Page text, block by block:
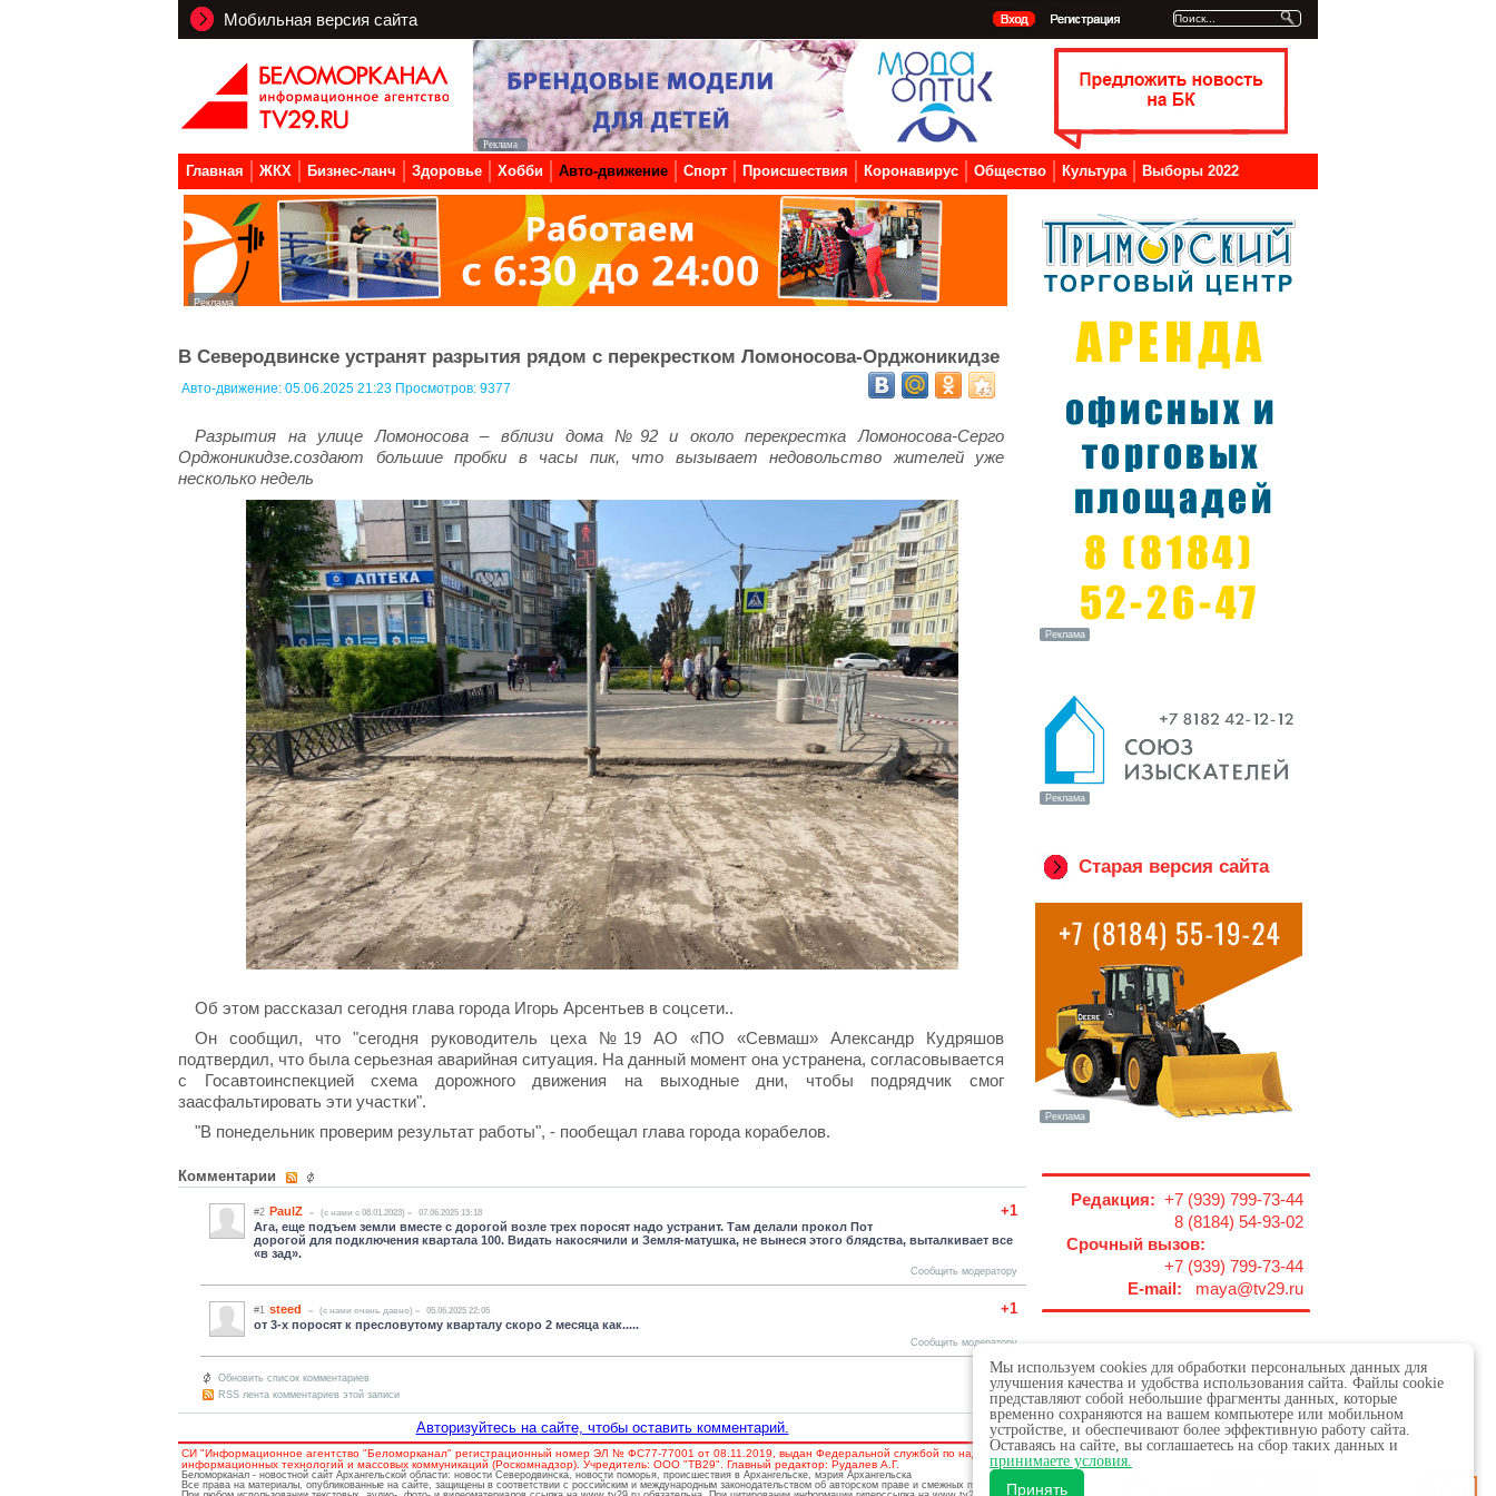
Мобильная версия сайта
Главная ЖКХ Бизнес-ланч Здоровье Хобби Авто-движение Спорт Происшествия Коронавирус Общество Культура Выборы 2022
В Северодвинске устранят разрытия рядом с перекрестком Ломоносова-Орджоникидзе
Авто-движение: 05.06.2025 21:23 Просмотров: 9377
Разрытия на улице Ломоносова – вблизи дома №92 и около перекрестка Ломоносова-Серго
Орджоникидзе.создают большие пробки в часы пик, что вызывает недовольство жителей уже
несколько недель
Об этом рассказал сегодня глава города Игорь Арсентьев в соцсети..
Он сообщил, что "сегодня руководитель цеха №19 АО «ПО «Севмаш» Александр Кудряшов
подтвердил, что была серьезная аварийная ситуация. На данный момент она устранена, согласовывается
с Госавтоинспекцией схема дорожного движения на выходные дни, чтобы подрядчик смог
заасфальтировать эти участки".
"В понедельник проверим результат работы", - пообещал глава города корабелов.
Комментарии
+1
#2 PaulZ (c нами с 08.01.2023) 07.06.2025 13:18
Ага, еще подъем земли вместе с дорогой возле трех поросят надо устранит. Там делали прокол Пот
дорогой для подключения квартала 100. Видать накосячили и Земля-матушка, не вынеся этого блядства, выталкивает все
«в зад».
Сообщить модератору
+1
#1 steed (c нами очень давно) 05.06.2025 22:05
от 3-х поросят к пресловутому кварталу скоро 2 месяца как.....
Сообщить модератору
Обновить список комментариев
RSS лента комментариев этой записи
Авторизуйтесь на сайте, чтобы оставить комментарий.
Старая версия сайта
Редакция: +7 (939) 799-73-44
8 (8184) 54-93-02
Срочный вызов:
+7 (939) 799-73-44
E-mail: maya@tv29.ru
СИ "Информационное агентство "Беломорканал" регистрационный номер ЭЛ № ФС77-77001 от 08.11.2019, выдан Федеральной службой по надзору в сфере связи,
информационных технологий и массовых коммуникаций (Роскомнадзор). Учредитель: ООО "ТВ29". Главный редактор: Рудалев А.Г.
Беломорканал - новостной сайт Архангельской области: новости Северодвинска, новости поморья, происшествия в Архангельске, мэрия Архангельска
Все права на материалы, опубликованные на сайте, защищены в соответствии с российским и международным законодательством об авторском праве и смежных правах.
Мы используем cookies для обработки персональных данных для
улучшения качества и удобства использования сайта. Файлы cookie
представляют собой небольшие фрагменты данных, которые
временно сохраняются на вашем компьютере или мобильном
устройстве, и обеспечивают более эффективную работу сайта.
Оставаясь на сайте, вы соглашаетесь на сбор таких данных и
принимаете условия.
Принять